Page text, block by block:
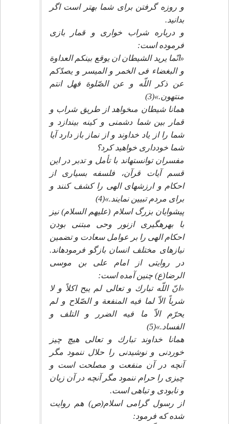
و روزه گرفتن براى شما بهتر است اگر
بدانيد.
و درباره شراب خوارى و قمار بازى
فرموده است:
«انّما يريد الشيطان ان يوقع بينكم العداوة
و البغضاء فى الخمر و الميسر و يصدّكم
عن ذكر اللّه و عن الصّلوة فهل انتم
منتهون.»(3)
همانا شيطان مى‏خواهد از طريق شراب و
قمار بين شما دشمنى و كينه بيندازد و
شما را از ياد خداوند و از نماز باز دارد آيا
شما خوددارى خواهيد كرد؟
مفسران توانسته‏اند با تأمل و تدبر در اين
قسم آيات قرآن، فلسفه بسيارى از
احكام و ارزشهاى الهى را كشف كنند و
براى مردم تبيين نمايند.»(4)
پيشوايان بزرگ اسلام (عليهم السلام) نيز
با بهره‏گيرى ازنور وحى مبتنى بودن
احكام الهى را بر عوامل سعادت و تضمين
نيازهاى مختلف انسان بازگو فرموده‏اند.
در روايتى از امام على بن موسى
الرضا(ع) چنين آمده است:
«انّ اللّه تبارك و تعالى لم يبح اكلاً و لا
شرباً الاّ لما فيه المنفعة و الصّلاح و لم
يحرّم الاّ ما فيه الضرر و التلف و
الفساد.»(5)
همانا خداوند تبارك و تعالى هيچ چيز
خوردنى و نوشيدنى را حلال ننمود مگر
آنچه در آن منفعت و مصلحت است و
چيزى را حرام ننمود مگر آنچه در آن زيان
و نابودى و تباهى است.
از رسول گرامى اسلام(ص) هم روايت
شده كه فرمود: